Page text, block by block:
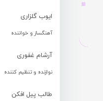
ایوب گلزاری
آهنگساز و خواننده
آرشام غفوری
نوازنده و تنظیم کننده
طالب پیل افکن